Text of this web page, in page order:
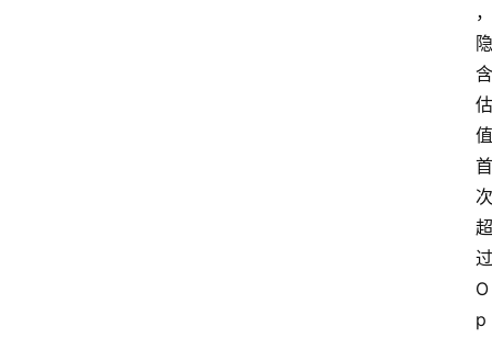
，
隐
含
估
值
首
次
超
过
O
p